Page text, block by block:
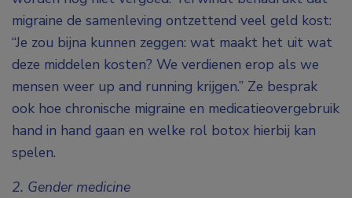
migraine de samenleving ontzettend veel geld kost:
“Je zou bijna kunnen zeggen: wat maakt het uit wat
deze middelen kosten? We verdienen erop als we
mensen weer up and running krijgen.” Ze besprak
ook hoe chronische migraine en medicatieovergebruik
hand in hand gaan en welke rol botox hierbij kan
spelen.
2. Gender medicine